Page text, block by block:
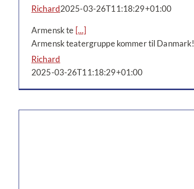
Richard2025-03-26T11:18:29+01:00
Armensk te [...]
Armensk teatergruppe kommer til Danmark!
Richard
2025-03-26T11:18:29+01:00